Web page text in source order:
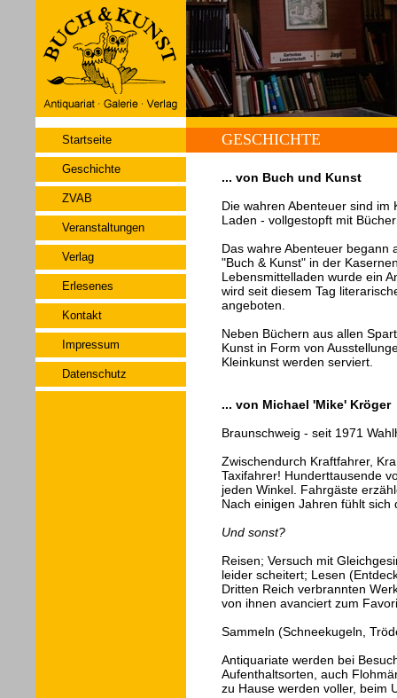
Startseite
Geschichte
ZVAB
Veranstaltungen
Verlag
Erlesenes
Kontakt
Impressum
Datenschutz
GESCHICHTE
... von Buch und Kunst
Die wahren Abenteuer sind
Laden - vollgestopft mit
Das wahre Abenteuer begann
"Buch & Kunst" in der
Lebensmittelladen wurde ein
wird seit diesem Tag
angeboten.
Neben Büchern aus allen
Kunst in Form von
Kleinkunst werden serviert.
... von Michael 'Mike' Kröger
Braunschweig - seit 1971
Zwischendurch Kraftfahrer,
Taxifahrer! Hunderttausende
jeden Winkel. Fahrgäste
Nach einigen Jahren fühlt
Und sonst?
Reisen; Versuch mit
leider scheitert; Lesen
Dritten Reich verbrannten
von ihnen avanciert zum
Sammeln (Schneekugeln,
Antiquariate werden bei
Aufenthaltsorten, auch
zu Hause werden voller, beim